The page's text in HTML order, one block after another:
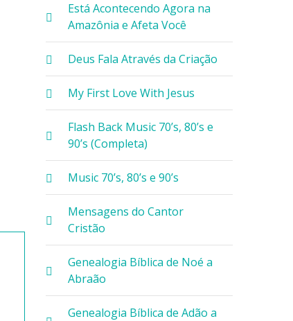
Está Acontecendo Agora na
Amazônia e Afeta Você
Deus Fala Através da Criação
My First Love With Jesus
Flash Back Music 70’s, 80’s e
90’s (Completa)
Music 70’s, 80’s e 90’s
Mensagens do Cantor
Cristão
Genealogia Bíblica de Noé a
Abraão
Genealogia Bíblica de Adão a